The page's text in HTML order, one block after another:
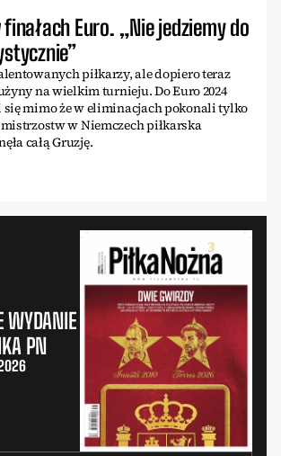
Euro. „Nie jedziemy do
piłkarzy, ale dopiero teraz
na wielkim turnieju. Do Euro 2024
mimo że w eliminacjach pokonali tylko
w Niemczech piłkarska
całą Gruzję.
WYDANIE
PN